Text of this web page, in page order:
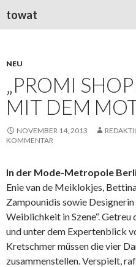
towat
NEU
„PROMI
MIT DEM
NOVEMBER 14, 2013
KOMMENTAR
In der Mode-Metropole
Enie van de Meiklokjes,
Zampounidis sowie
Weiblichkeit in Szene“.
und unter dem Expertenblick
Kretschmer müssen die vier
zusammenstellen. Verspielt,